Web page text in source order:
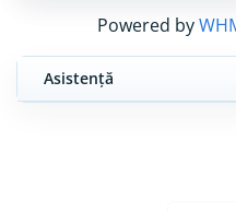
Powered by
Asistență